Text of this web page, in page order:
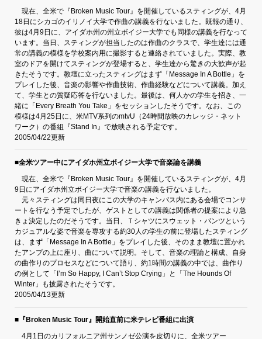
現在、全米で『Broken Music Tour』を開催しているスティングが、4月
18日にシカゴのイリノイ大学で作曲の講義を行ないました。既報の通り、
彼は4月9日に、アイダホ州の州立ボイジー大学でも同様の講義を行なって
います。当日、スティングが担当したのは作曲のクラスで、学生達には通
常の講義の模様を学校案内用に撮影すると連絡されていました。実際、教
室のドアを開けてスティングが登場すると、学生達から驚きの大歓声が起
きたそうです。教壇に立ったスティングはまず「Message In A Bottle」を
プレイした後、音楽の影響や作曲技術、作曲経験などについて講義。加え
て、学生との質疑応答を行ないました。最後は、何人かの学生を招き、一
緒に「Every Breath You Take」をセッションしたそうです。なお、この
模様は4月25日に、米MTV系列のmtvU（24時間放映のカレッジ・ネット
ワーク）の番組『Stand In』で放映される予定です。
2005/04/22更新
■全米ツアー中にアイダホ州立ボイジー大学で音楽論を講義
現在、全米で『Broken Music Tour』を開催しているスティングが、4月
9日にアイダホ州立ボイジー大学で音楽の講義を行ないました。
元々スティングは同日夜にこの大学のキャンパス内にある会場でコンサ
ートを行なう予定でしたが、ゲストとしての講義は関係者の提案により急
きょ決定したのだそうです。当日、Ｔシャツにスウェット・パンツという
カジュアルな姿で音楽を専攻する約30人の学生の前に登場したスティング
は、まず「Message In A Bottle」をプレイした後、そのまま教壇に置かれ
たアンプの上に座り、曲について説明。そして、音楽の理論と構成、自身
の曲作りのプロセスなどについて語り、約1時間の講義の中では、曲作り
の例として「I’m So Happy, I Can’t Stop Crying」と「The Hounds Of
Winter」も披露されたそうです。
2005/04/13更新
■『Broken Music Tour』開始直前に米テレビ番組に出演
4月1日のカリフォルニア州サンノゼ公演を皮切りに、全米ツアー